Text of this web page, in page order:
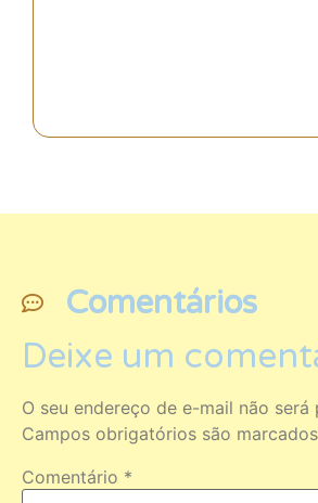
Comentários
Deixe um
O seu endereço de e-mail não será
Campos obrigatórios são
Comentário *